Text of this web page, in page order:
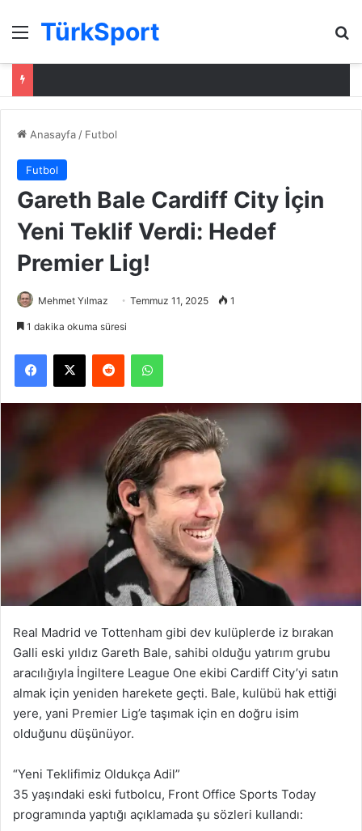
Menü
TürkSport
Anasayfa / Futbol
Futbol
Gareth Bale Cardiff City İçin
Yeni Teklif Verdi: Hedef
Premier Lig!
Mehmet Yılmaz Temmuz 11, 2025 1
1 dakika okuma süresi
Facebook
X Reddit WhatsApp
Real Madrid ve Tottenham gibi dev kulüplerde iz bırakan
Galli eski yıldız Gareth Bale, sahibi olduğu yatırım grubu
aracılığıyla İngiltere League One ekibi Cardiff City’yi satın
almak için yeniden harekete geçti. Bale, kulübü hak ettiği
yere, yani Premier Lig’e taşımak için en doğru isim
olduğunu düşünüyor.
“Yeni Teklifimiz Oldukça Adil”
35 yaşındaki eski futbolcu, Front Office Sports Today
programında yaptığı açıklamada şu sözleri kullandı: